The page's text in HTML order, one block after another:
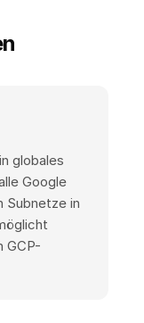
globales
Google
Subnetze in
GCP-